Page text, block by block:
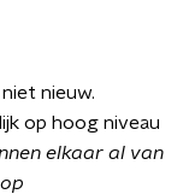
nieuw.
op hoog niveau
elkaar al van